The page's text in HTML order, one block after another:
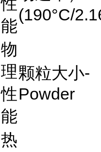
能
(190°C/
物
理
性
能
颗粒大小-
Powder
热